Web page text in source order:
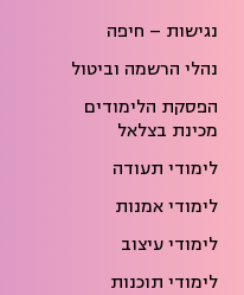
נגישות – חיפה
נהלי הרשמה וביטול
הפסקת הלימודים
מכינת בצלאל
לימודי תעודה
לימודי אמנות
לימודי עיצוב
לימודי תוכנות